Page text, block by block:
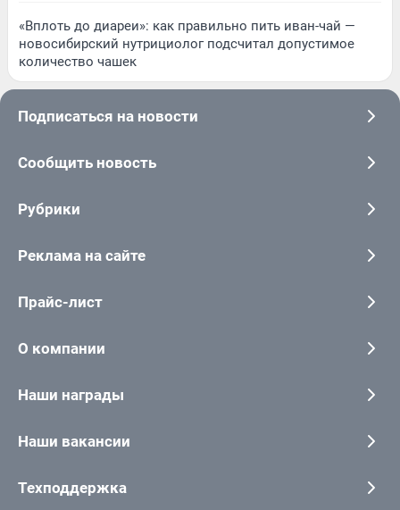
«Вплоть до диареи»: как правильно пить иван-чай —
новосибирский нутрициолог подсчитал допустимое
количество чашек
Подписаться на новости
Сообщить новость
Рубрики
Реклама на сайте
Прайс-лист
О компании
Наши награды
Наши вакансии
Техподдержка